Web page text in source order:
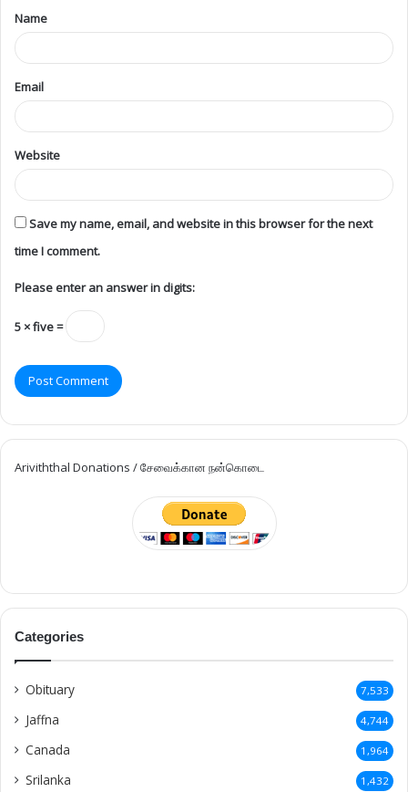
Name
Email
Website
Save my name, email, and website in this browser for the next
time I comment.
Please enter an answer in digits:
5 × five =
Ariviththal Donations / சேவைக்கான நன்கொடை
Categories
Obituary 7,533
Jaffna 4,744
Canada 1,964
Srilanka 1,432